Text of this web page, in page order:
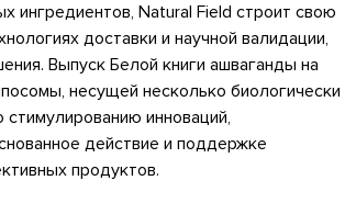
ингредиентов, Natural Field строит свою
доставки и научной валидации,
Выпуск Белой книги ашваганды на
несущей несколько биологически
инноваций,
действие и поддержке
продуктов.